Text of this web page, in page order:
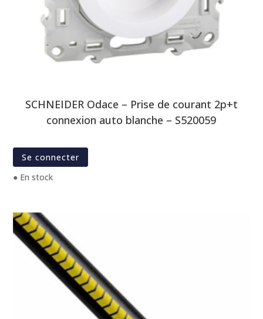
SCHNEIDER Odace – Prise de courant 2p+t
connexion auto blanche – S520059
Se connecter
● En stock